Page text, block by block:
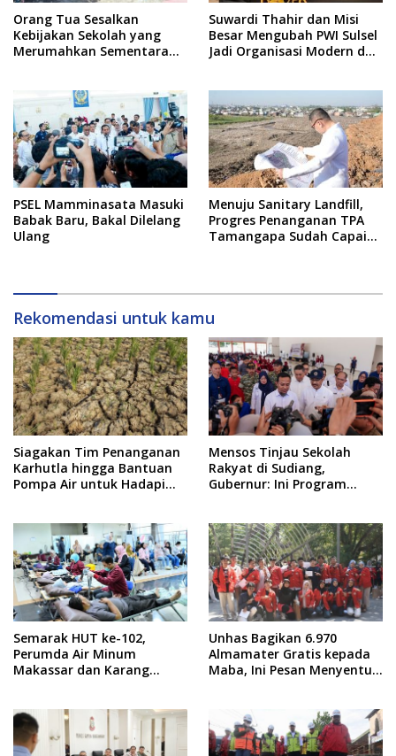
Orang Tua Sesalkan
Kebijakan Sekolah yang
Merumahkan Sementara
Suwardi Thahir dan Misi
Besar Mengubah PWI Sulsel
Jadi Organisasi Modern dan
PSEL Mamminasata Masuki
Babak Baru, Bakal Dilelang
Ulang
Menuju Sanitary Landfill,
Progres Penanganan TPA
Tamangapa Sudah Capai
Rekomendasi untuk kamu
Siagakan Tim Penanganan
Karhutla hingga Bantuan
Pompa Air untuk Hadapi
Mensos Tinjau Sekolah
Rakyat di Sudiang,
Gubernur: Ini Program
Semarak HUT ke-102,
Perumda Air Minum
Makassar dan Karang
Unhas Bagikan 6.970
Almamater Gratis kepada
Maba, Ini Pesan Menyentuh